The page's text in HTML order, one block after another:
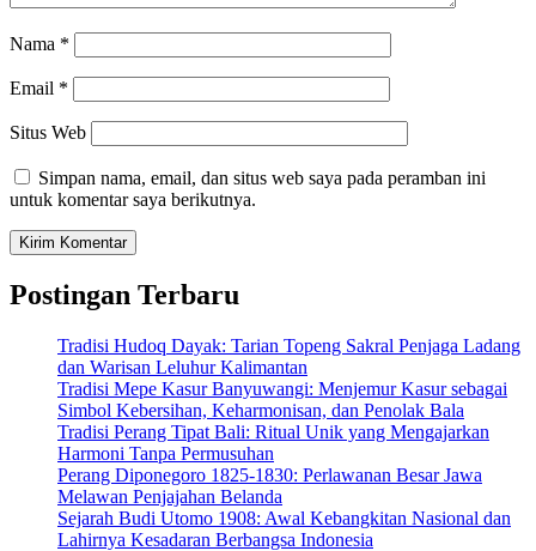
Nama *
Email *
Situs Web
Simpan nama, email, dan situs web saya pada peramban ini
untuk komentar saya berikutnya.
Postingan Terbaru
Tradisi Hudoq Dayak: Tarian Topeng Sakral Penjaga Ladang
dan Warisan Leluhur Kalimantan
Tradisi Mepe Kasur Banyuwangi: Menjemur Kasur sebagai
Simbol Kebersihan, Keharmonisan, dan Penolak Bala
Tradisi Perang Tipat Bali: Ritual Unik yang Mengajarkan
Harmoni Tanpa Permusuhan
Perang Diponegoro 1825-1830: Perlawanan Besar Jawa
Melawan Penjajahan Belanda
Sejarah Budi Utomo 1908: Awal Kebangkitan Nasional dan
Lahirnya Kesadaran Berbangsa Indonesia